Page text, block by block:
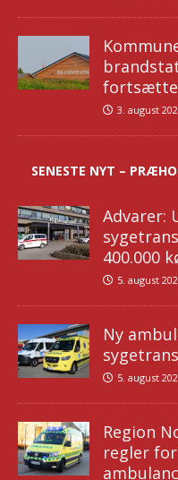
3. august
SENESTE NYT –
Advarer:
400.000
5. august
Ny
5. august
Region
regler